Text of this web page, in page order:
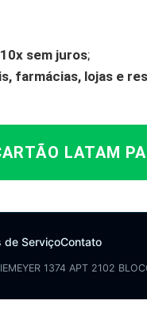
10x sem juros;
farmácias, lojas e
LATAM
de ServiçoContato
1374 APT 2102